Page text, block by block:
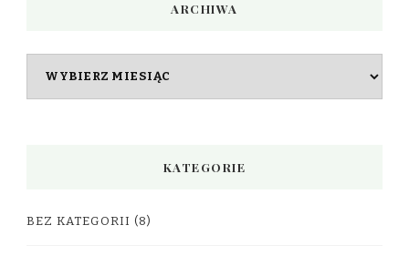
ARCHIWA
KATEGORIE
BEZ KATEGORII (8)